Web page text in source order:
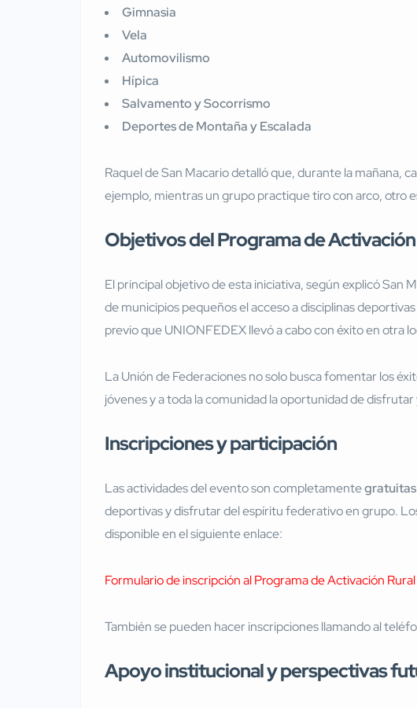
Gimnasia
Vela
Automovilismo
Hípica
Salvamento y Socorrismo
Deportes de Montaña y Escalada
Raquel de San Macario detalló que, durante la mañana,
ejemplo, mientras un grupo practique tiro con arco, otro
Objetivos del Programa de
El principal objetivo de esta iniciativa, según explicó San
de municipios pequeños el acceso a disciplinas
previo que UNIONFEDEX llevó a cabo con éxito en otra
La Unión de Federaciones no solo busca fomentar los
jóvenes y a toda la comunidad la oportunidad de
Inscripciones y participación
Las actividades del evento son completamentegratuitas
deportivas y disfrutar del espíritu federativo en grupo.
disponible en el siguiente enlace:
Formulario de inscripción al Programa de Activación
También se pueden hacer inscripciones llamando al
Apoyo institucional y perspectivas